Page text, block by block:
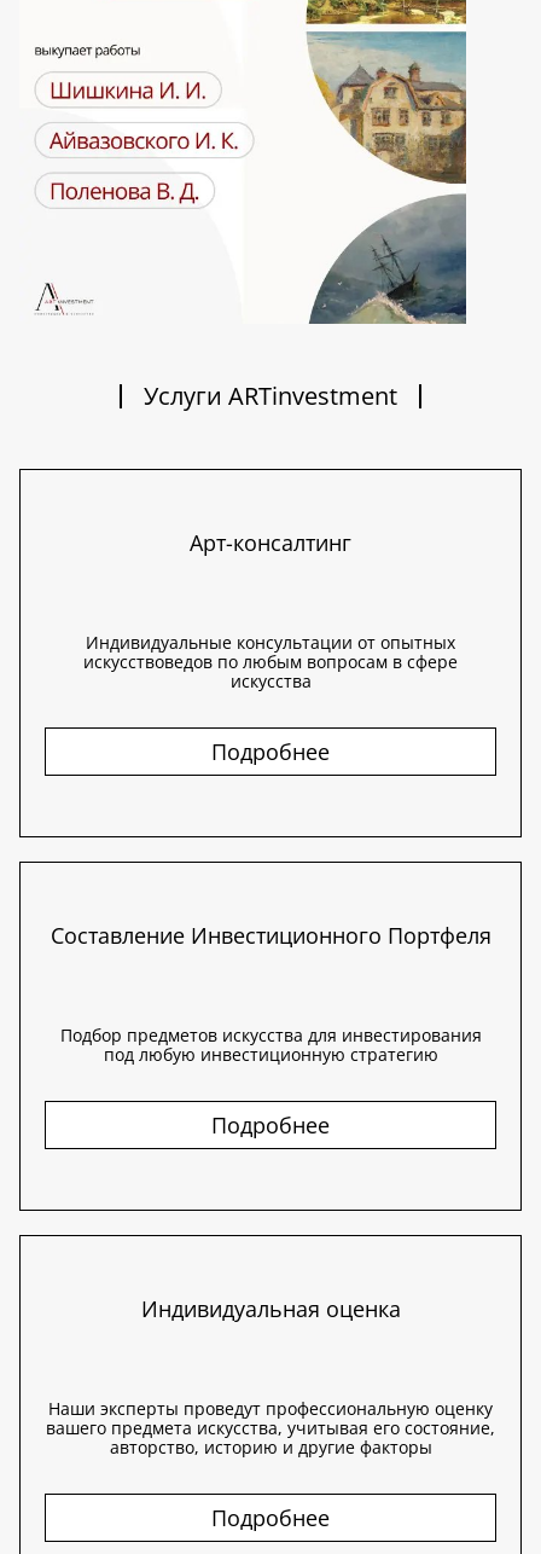
Услуги ARTinvestment
Арт-консалтинг
Индивидуальные консультации от опытных
искусствоведов по любым вопросам в сфере
искусства
Подробнее
Составление Инвестиционного Портфеля
Подбор предметов искусства для инвестирования
под любую инвестиционную стратегию
Подробнее
Индивидуальная оценка
Наши эксперты проведут профессиональную оценку
вашего предмета искусства, учитывая его состояние,
авторство, историю и другие факторы
Подробнее